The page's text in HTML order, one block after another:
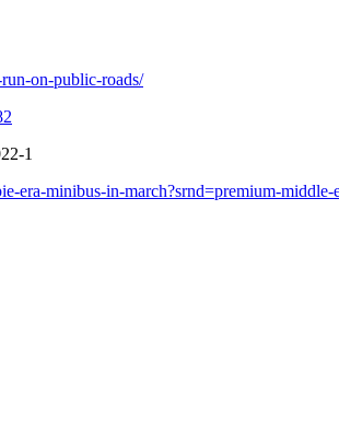
on-public-roads/
1
era-minibus-in-march?srnd=premium-middle-